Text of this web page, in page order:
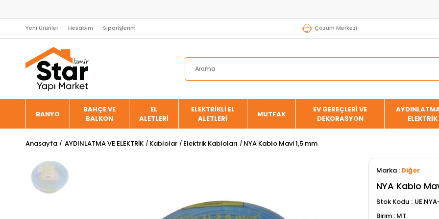
Yeni Ürünler Hesabım Siparişlerim Çözüm Merkezi
BANYO
BAHÇE VE
BALKON
EL
ALETLERİ
ELEKTRİKLİ EL
ALETLERİ
MUTFAK
EV GEREÇLERİ VE
DEKORASYON
ELEKTRİK
Anasayfa AYDINLATMA VE ELEKTRİK Kablolar Elektrik Kabloları NYA Kablo Mavi 1,5 mm
Marka : Diğer
NYA Kablo
Stok Kodu
MT